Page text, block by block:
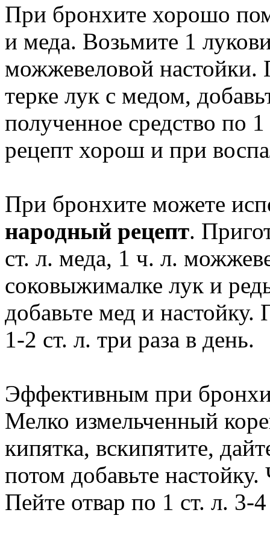
При бронхите хорошо
и меда. Возьмите 1
можжевеловой настойки.
терке лук с медом,
полученное средство по
рецепт хорош и при
При бронхите можете
народный рецепт.
ст. л. меда, 1 ч. л.
соковыжималке лук и
добавьте мед и настойку.
1-2 ст. л. три раза в день.
Эффективным при
Мелко измельченный
кипятка, вскипятите,
потом добавьте
Пейте отвар по 1 ст. л. 3-